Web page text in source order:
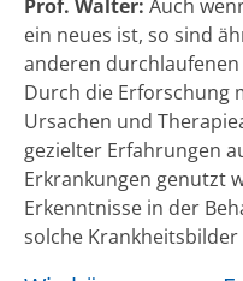
Prof. Walter: Auch
ein neues ist, so sind
anderen
Durch die Erforschung
Ursachen und
gezielter Erfahrungen
Erkrankungen genutzt
Erkenntnisse in der
solche